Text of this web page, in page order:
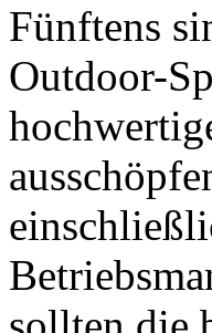
Fünftens
Outdoor-